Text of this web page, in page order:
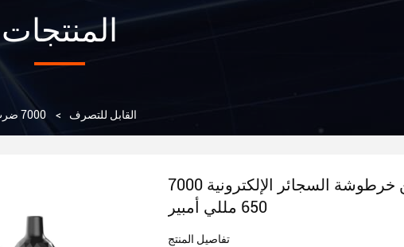
المنتجات
جهاز VAPE القابل للتصرف > 7000 ضرب 0 النيكوتين خرطوشة السجائر الإلكترونية 650 مللي أمبير
7000 ضرب 0 النيكوتين خرطوشة السجائر الإلكترونية
650 مللي أمبير
تفاصيل المنتج